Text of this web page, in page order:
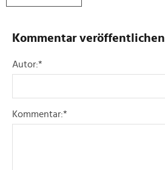
Kommentar veröffentlichen
Autor:*
Kommentar:*